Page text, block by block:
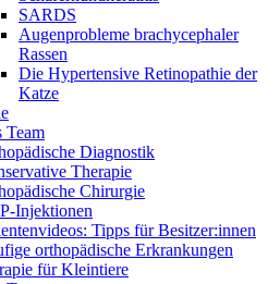
SARDS
Augenprobleme brachycephaler
Rassen
Die Hypertensive Retinopathie der
Katze
Team
Diagnostik
Therapie
Chirurgie
Injektionen
Tipps für Besitzer:innen
orthopädische Erkrankungen
für Kleintiere